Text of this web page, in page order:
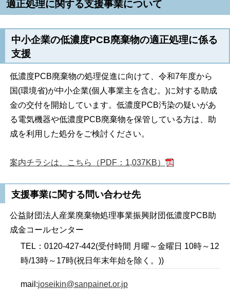
適正処理に関する支援事業について
中小企業の低濃度PCB廃棄物の適正処理に係る
支援
低濃度PCB廃棄物の処理促進に向けて、令和7年度から
国(環境省)が中小企業(個人事業主を含む。)に対する助成
金の交付を開始しています。低濃度PCB汚染の疑いがあ
る電気機器や低濃度PCB廃棄物を保管している方は、助
成を利用した処分をご検討ください。
案内チラシは、こちら（PDF：1,037KB）
支援事業に関する問い合わせ先
公益財団法人産業廃棄物処理事業振興財団低濃度PCB助
成金コールセンター
TEL：0120-427-442(受付時間 月曜～金曜日 10時～12
時/13時～17時(祝日年末年始を除く。))
mail:joseikin@sanpainet.or.jp